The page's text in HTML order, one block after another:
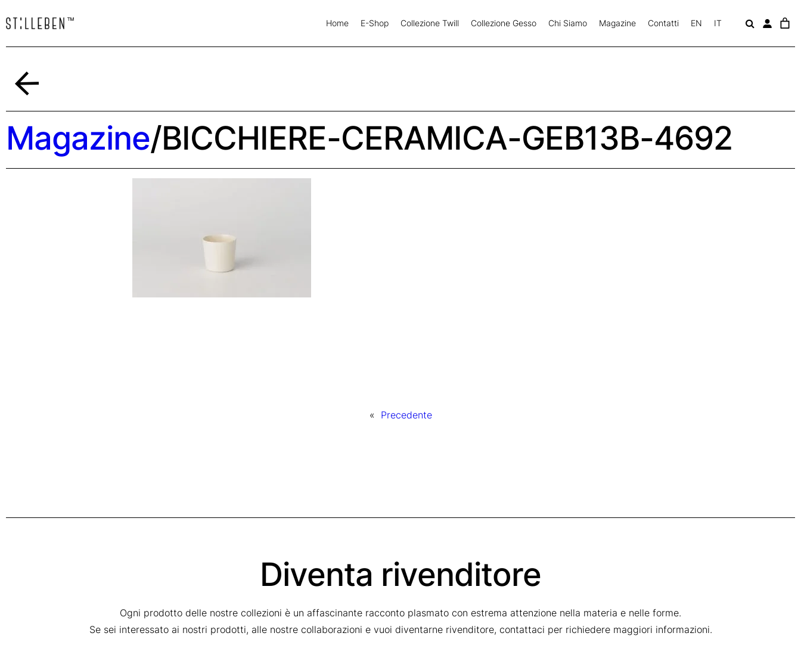
Home E-Shop Collezione Twill Collezione Gesso Chi Siamo Magazine Contatti EN IT
Magazine/BICCHIERE-CERAMICA-GEB13B-4692
« Precedente
Diventa rivenditore
Ogni prodotto delle nostre collezioni è un affascinante racconto plasmato con estrema attenzione nella materia e nelle forme.
Se sei interessato ai nostri prodotti, alle nostre collaborazioni e vuoi diventarne rivenditore, contattaci per richiedere maggiori informazioni.